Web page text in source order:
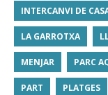
INTERCANVI DE
LA GARROTXA
MENJAR PARC
PART PLATGES